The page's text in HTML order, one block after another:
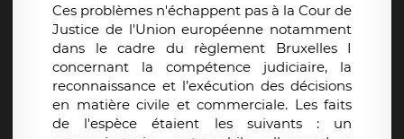
Ces problèmes n'échappent pas à la Cour de
Justice de l'Union européenne notamment
dans le cadre du règlement Bruxelles I
concernant la compétence judiciaire, la
reconnaissance et l’exécution des décisions
en matière civile et commerciale. Les faits
de l'espèce étaient les suivants : un